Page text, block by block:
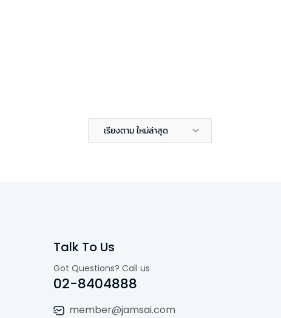
เรียงตาม ใหม่ล่าสุด
Talk To Us
Got Questions? Call us
02-8404888
member@jamsai.com